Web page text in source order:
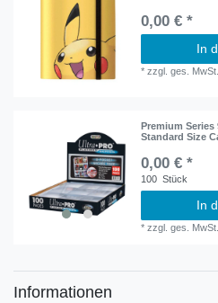
0,00 € *
In
*zzgl. ges. MwSt.
Premium Series
Standard Size
0,00 € *
100 Stück
In
*zzgl. ges. MwSt.
Informationen